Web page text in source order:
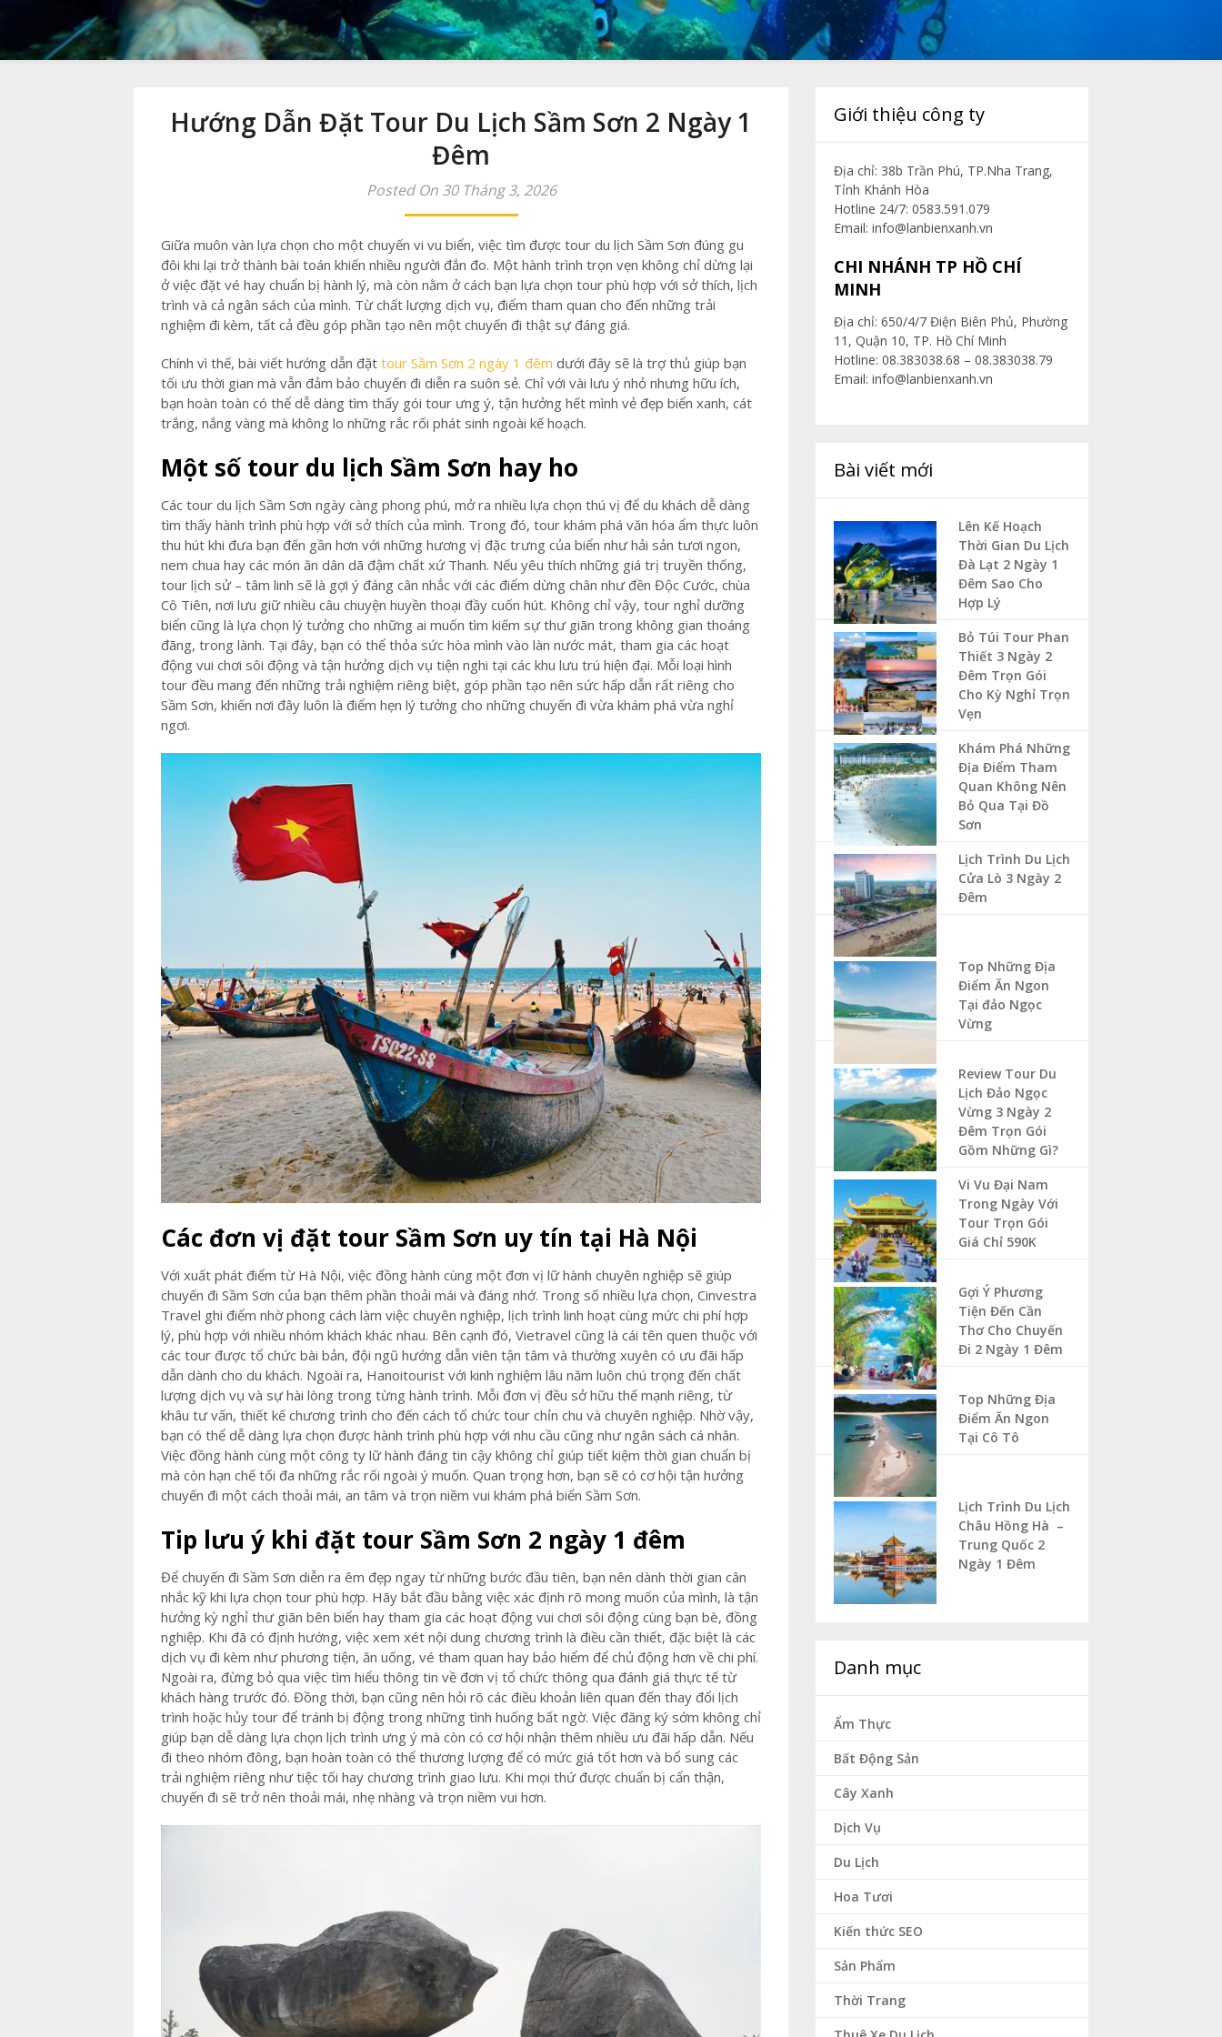
Hướng Dẫn Đặt Tour Du Lịch Sầm Sơn 2 Ngày 1
Đêm
Posted On 30 Tháng 3, 2026
Giữa muôn vàn lựa chọn cho một chuyến vi vu biển, việc tìm được tour du lịch Sầm Sơn đúng gu
đôi khi lại trở thành bài toán khiến nhiều người đắn đo. Một hành trình trọn vẹn không chỉ dừng lại
ở việc đặt vé hay chuẩn bị hành lý, mà còn nằm ở cách bạn lựa chọn tour phù hợp với sở thích, lịch
trình và cả ngân sách của mình. Từ chất lượng dịch vụ, điểm tham quan cho đến những trải
nghiệm đi kèm, tất cả đều góp phần tạo nên một chuyến đi thật sự đáng giá.
Chính vì thế, bài viết hướng dẫn đặt tour Sầm Sơn 2 ngày 1 đêm dưới đây sẽ là trợ thủ giúp bạn
tối ưu thời gian mà vẫn đảm bảo chuyến đi diễn ra suôn sẻ. Chỉ với vài lưu ý nhỏ nhưng hữu ích,
bạn hoàn toàn có thể dễ dàng tìm thấy gói tour ưng ý, tận hưởng hết mình vẻ đẹp biển xanh, cát
trắng, nắng vàng mà không lo những rắc rối phát sinh ngoài kế hoạch.
Một số tour du lịch Sầm Sơn hay ho
Các tour du lịch Sầm Sơn ngày càng phong phú, mở ra nhiều lựa chọn thú vị để du khách dễ dàng
tìm thấy hành trình phù hợp với sở thích của mình. Trong đó, tour khám phá văn hóa ẩm thực luôn
thu hút khi đưa bạn đến gần hơn với những hương vị đặc trưng của biển như hải sản tươi ngon,
nem chua hay các món ăn dân dã đậm chất xứ Thanh. Nếu yêu thích những giá trị truyền thống,
tour lịch sử – tâm linh sẽ là gợi ý đáng cân nhắc với các điểm dừng chân như đền Độc Cước, chùa
Cô Tiên, nơi lưu giữ nhiều câu chuyện huyền thoại đầy cuốn hút. Không chỉ vậy, tour nghỉ dưỡng
biển cũng là lựa chọn lý tưởng cho những ai muốn tìm kiếm sự thư giãn trong không gian thoáng
đãng, trong lành. Tại đây, bạn có thể thỏa sức hòa mình vào làn nước mát, tham gia các hoạt
động vui chơi sôi động và tận hưởng dịch vụ tiện nghi tại các khu lưu trú hiện đại. Mỗi loại hình
tour đều mang đến những trải nghiệm riêng biệt, góp phần tạo nên sức hấp dẫn rất riêng cho
Sầm Sơn, khiến nơi đây luôn là điểm hẹn lý tưởng cho những chuyến đi vừa khám phá vừa nghỉ
ngơi.
Các đơn vị đặt tour Sầm Sơn uy tín tại Hà Nội
Với xuất phát điểm từ Hà Nội, việc đồng hành cùng một đơn vị lữ hành chuyên nghiệp sẽ giúp
chuyến đi Sầm Sơn của bạn thêm phần thoải mái và đáng nhớ. Trong số nhiều lựa chọn, Cinvestra
Travel ghi điểm nhờ phong cách làm việc chuyên nghiệp, lịch trình linh hoạt cùng mức chi phí hợp
lý, phù hợp với nhiều nhóm khách khác nhau. Bên cạnh đó, Vietravel cũng là cái tên quen thuộc với
các tour được tổ chức bài bản, đội ngũ hướng dẫn viên tận tâm và thường xuyên có ưu đãi hấp
dẫn dành cho du khách. Ngoài ra, Hanoitourist với kinh nghiệm lâu năm luôn chú trọng đến chất
lượng dịch vụ và sự hài lòng trong từng hành trình. Mỗi đơn vị đều sở hữu thế mạnh riêng, từ
khâu tư vấn, thiết kế chương trình cho đến cách tổ chức tour chỉn chu và chuyên nghiệp. Nhờ vậy,
bạn có thể dễ dàng lựa chọn được hành trình phù hợp với nhu cầu cũng như ngân sách cá nhân.
Việc đồng hành cùng một công ty lữ hành đáng tin cậy không chỉ giúp tiết kiệm thời gian chuẩn bị
mà còn hạn chế tối đa những rắc rối ngoài ý muốn. Quan trọng hơn, bạn sẽ có cơ hội tận hưởng
chuyến đi một cách thoải mái, an tâm và trọn niềm vui khám phá biển Sầm Sơn.
Tip lưu ý khi đặt tour Sầm Sơn 2 ngày 1 đêm
Để chuyến đi Sầm Sơn diễn ra êm đẹp ngay từ những bước đầu tiên, bạn nên dành thời gian cân
nhắc kỹ khi lựa chọn tour phù hợp. Hãy bắt đầu bằng việc xác định rõ mong muốn của mình, là tận
hưởng kỳ nghỉ thư giãn bên biển hay tham gia các hoạt động vui chơi sôi động cùng bạn bè, đồng
nghiệp. Khi đã có định hướng, việc xem xét nội dung chương trình là điều cần thiết, đặc biệt là các
dịch vụ đi kèm như phương tiện, ăn uống, vé tham quan hay bảo hiểm để chủ động hơn về chi phí.
Ngoài ra, đừng bỏ qua việc tìm hiểu thông tin về đơn vị tổ chức thông qua đánh giá thực tế từ
khách hàng trước đó. Đồng thời, bạn cũng nên hỏi rõ các điều khoản liên quan đến thay đổi lịch
trình hoặc hủy tour để tránh bị động trong những tình huống bất ngờ. Việc đăng ký sớm không chỉ
giúp bạn dễ dàng lựa chọn lịch trình ưng ý mà còn có cơ hội nhận thêm nhiều ưu đãi hấp dẫn. Nếu
đi theo nhóm đông, bạn hoàn toàn có thể thương lượng để có mức giá tốt hơn và bổ sung các
trải nghiệm riêng như tiệc tối hay chương trình giao lưu. Khi mọi thứ được chuẩn bị cẩn thận,
chuyến đi sẽ trở nên thoải mái, nhẹ nhàng và trọn niềm vui hơn.
Giới thiệu công ty
Địa chỉ: 38b Trần Phú, TP.Nha Trang,
Tỉnh Khánh Hòa
Hotline 24/7: 0583.591.079
Email: info@lanbienxanh.vn
CHI NHÁNH TP HỒ CHÍ
MINH
Địa chỉ: 650/4/7 Điện Biên Phủ, Phường
11, Quận 10, TP. Hồ Chí Minh
Hotline: 08.383038.68 – 08.383038.79
Email: info@lanbienxanh.vn
Bài viết mới
Lên Kế Hoạch
Thời Gian Du Lịch
Đà Lạt 2 Ngày 1
Đêm Sao Cho
Hợp Lý
Bỏ Túi Tour Phan
Thiết 3 Ngày 2
Đêm Trọn Gói
Cho Kỳ Nghỉ Trọn
Vẹn
Khám Phá Những
Địa Điểm Tham
Quan Không Nên
Bỏ Qua Tại Đồ
Sơn
Lịch Trình Du Lịch
Cửa Lò 3 Ngày 2
Đêm
Top Những Địa
Điểm Ăn Ngon
Tại đảo Ngọc
Vừng
Review Tour Du
Lịch Đảo Ngọc
Vừng 3 Ngày 2
Đêm Trọn Gói
Gồm Những Gì?
Vi Vu Đại Nam
Trong Ngày Với
Tour Trọn Gói
Giá Chỉ 590K
Gợi Ý Phương
Tiện Đến Cần
Thơ Cho Chuyến
Đi 2 Ngày 1 Đêm
Top Những Địa
Điểm Ăn Ngon
Tại Cô Tô
Lịch Trình Du Lịch
Châu Hồng Hà –
Trung Quốc 2
Ngày 1 Đêm
Danh mục
Ẩm Thực
Bất Động Sản
Cây Xanh
Dịch Vụ
Du Lịch
Hoa Tươi
Kiến thức SEO
Sản Phẩm
Thời Trang